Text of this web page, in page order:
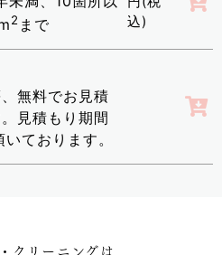
2 まで
込)
無料でお見積
見積もり期間
ております。
クリーニングは、